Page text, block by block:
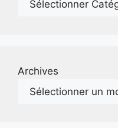
Archives